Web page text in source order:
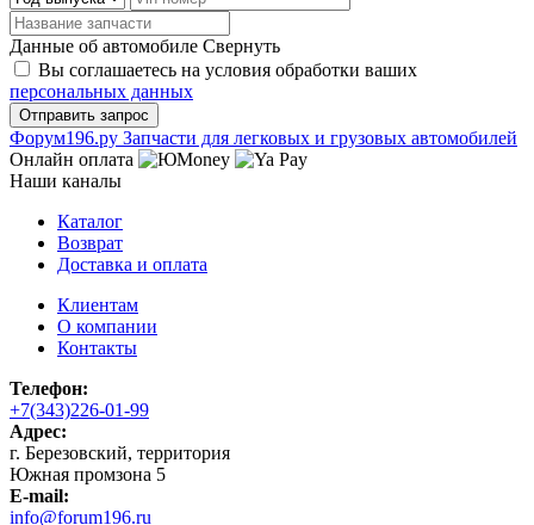
Данные об автомобиле Свернуть
Вы соглашаетесь на условия обработки ваших
персональных данных
Фoрум196.ру Запчасти для легковых и грузовых автомобилей
Онлайн оплата
Наши каналы
Каталог
Возврат
Доставка и оплата
Клиентам
О компании
Контакты
Телефон:
+7(343)226-01-99
Адрес:
г. Березовский, территория
Южная промзона 5
E-mail:
info@forum196.ru